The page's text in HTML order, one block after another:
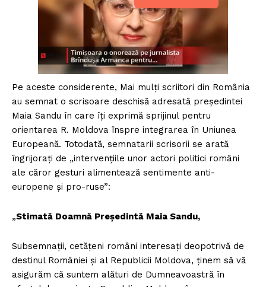
Pe aceste considerente, Mai mulți scriitori din România
au semnat o scrisoare deschisă adresată președintei
Maia Sandu în care îți exprimă sprijinul pentru
orientarea R. Moldova înspre integrarea în Uniunea
Europeană. Totodată, semnatarii scrisorii se arată
îngrijorați de „intervențiile unor actori politici români
ale căror gesturi alimentează sentimente anti-
europene și pro-ruse”:
„Stimată Doamnă Președintă Maia Sandu,
Subsemnații, cetățeni români interesați deopotrivă de
destinul României și al Republicii Moldova, ținem să vă
asigurăm că suntem alături de Dumneavoastră în